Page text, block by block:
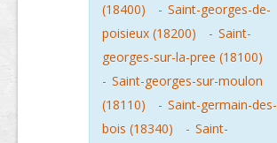
(18400)
- Saint-georges-de-
poisieux (18200)
- Saint-
georges-sur-la-pree (18100)
- Saint-georges-sur-moulon
(18110)
- Saint-germain-des-
bois (18340)
- Saint-